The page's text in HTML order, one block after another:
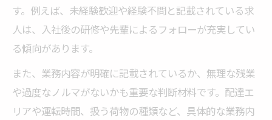
稲城で正社員ドライバーを目指す際の注意
点
賞与や昇給が魅力の正社員ドライバー求人
特集
ドライバー求人で重視される正社員の働き
方とは
す。例えば、未経験歓迎や経験不問と記載されている求
人は、入社後の研修や先輩によるフォローが充実してい
る傾向があります。
また、業務内容が明確に記載されているか、無理な残業
や過度なノルマがないかも重要な判断材料です。配達エ
リアや運転時間、扱う荷物の種類など、具体的な業務内